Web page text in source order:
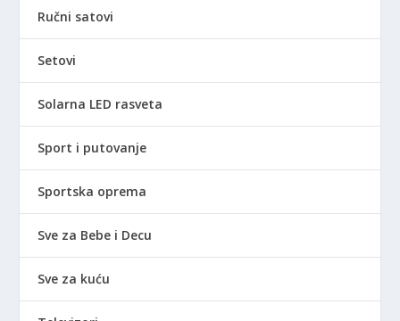
Ručni satovi
Setovi
Solarna LED rasveta
Sport i putovanje
Sportska oprema
Sve za Bebe i Decu
Sve za kuću